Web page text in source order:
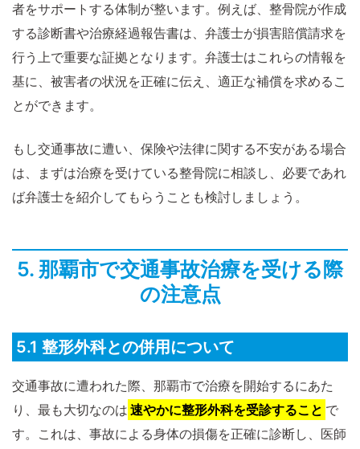
者をサポートする体制が整います。例えば、整骨院が作成
する診断書や治療経過報告書は、弁護士が損害賠償請求を
行う上で重要な証拠となります。弁護士はこれらの情報を
基に、被害者の状況を正確に伝え、適正な補償を求めるこ
とができます。
もし交通事故に遭い、保険や法律に関する不安がある場合
は、まずは治療を受けている整骨院に相談し、必要であれ
ば弁護士を紹介してもらうことも検討しましょう。
5. 那覇市で交通事故治療を受ける際
の注意点
5.1 整形外科との併用について
交通事故に遭われた際、那覇市で治療を開始するにあた
り、最も大切なのは 速やかに整形外科を受診すること で
す。これは、事故による身体の損傷を正確に診断し、医師